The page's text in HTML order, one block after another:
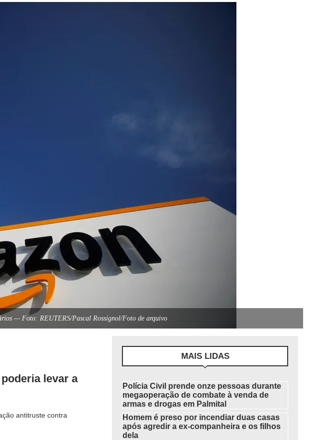
— Foto: REUTERS/Pascal Rossignol/Foto de arquivo
levar a
antitruste contra
MAIS LIDAS
Polícia Civil prende onze pessoas durante
megaoperação de combate à venda de
armas e drogas em Palmital
Homem é preso por incendiar duas casas
após agredir a ex-companheira e os filhos
dela